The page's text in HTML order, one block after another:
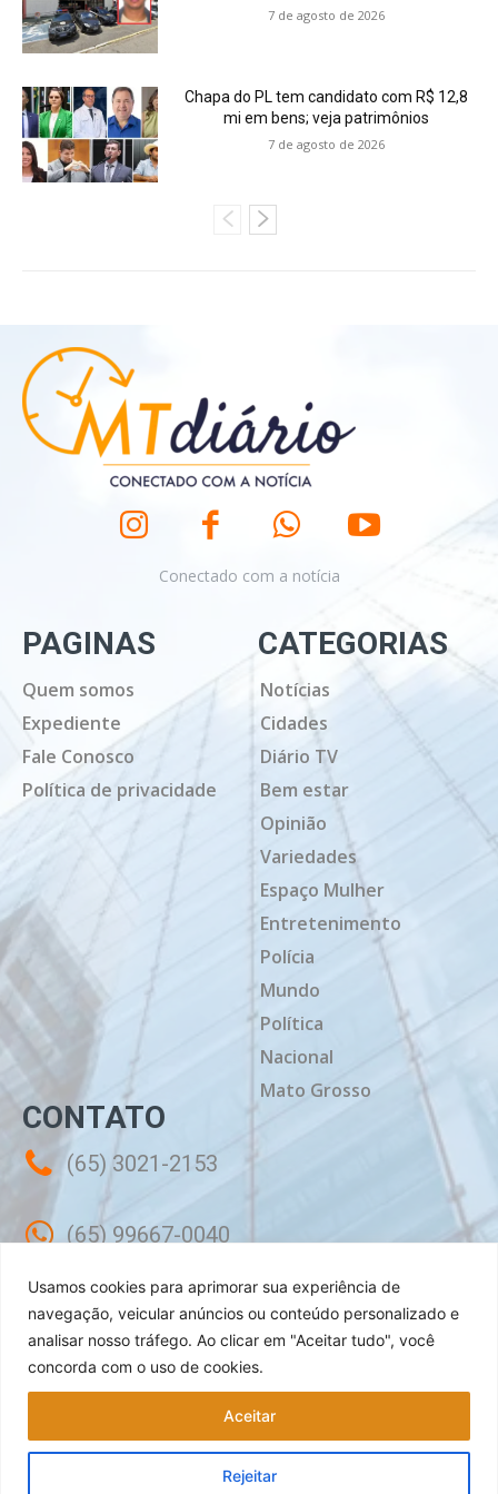
Usamos cookies para aprimorar sua experiência de
navegação, veicular anúncios ou conteúdo personalizado e
analisar nosso tráfego. Ao clicar em "Aceitar tudo", você
concorda com o uso de cookies.
Rejeitar
Aceitar
7 de agosto de 2026
Chapa do PL tem candidato com R$ 12,8
mi em bens; veja patrimônios
7 de agosto de 2026
Conectado com a notícia
PAGINAS
Quem somos
Expediente
Fale Conosco
Política de privacidade
CATEGORIAS
Notícias
Cidades
Diário TV
Bem estar
Opinião
Variedades
Espaço Mulher
Entretenimento
Polícia
Mundo
Política
Nacional
Mato Grosso
CONTATO
(65) 3021-2153
(65) 99667-0040
contato@mtdiario.com.br
Rua Célebes, 50 - Sala 02 - Jardim
Shangri-lá Cuiabá - MT, CEP: 78070-240